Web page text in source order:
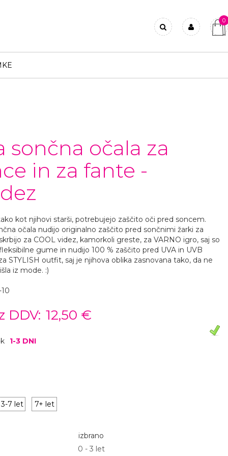
0
sončna očala za
in za fante -
kot njihovi starši, potrebujejo zaščito oči pred soncem.
očala nudijo originalno zaščito pred sončnimi žarki za
za COOL videz, kamorkoli greste, za VARNO igro, saj so
gume in nudijo 100 % zaščito pred UVA in UVB
STYLISH outfit, saj je njihova oblika zasnovana tako, da ne
iz mode. :)
DDV: 12,50 €
1-3 DNI
3-7 let 7+ let
izbrano
0 - 3 let